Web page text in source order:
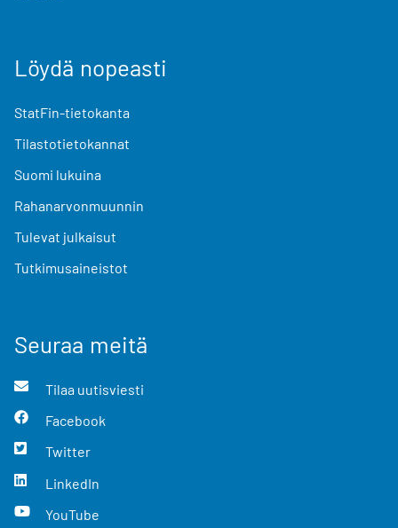
Löydä nopeasti
StatFin-tietokanta
Tilastotietokannat
Suomi lukuina
Rahanarvonmuunnin
Tulevat julkaisut
Tutkimusaineistot
Seuraa meitä
Tilaa uutisviesti
Facebook
Twitter
LinkedIn
YouTube